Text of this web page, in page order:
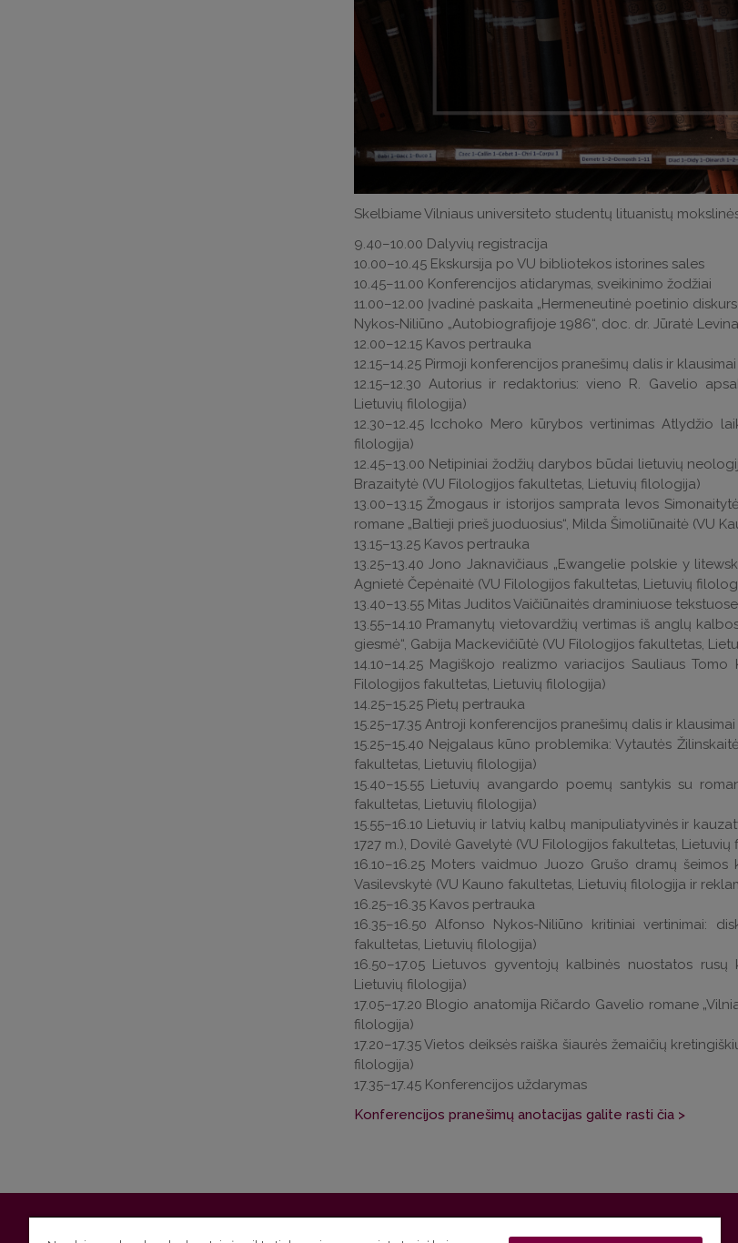
Skelbiame Vilniaus universiteto studentų lituanistų
9.40–10.00 Dalyvių registracija
10.00–10.45 Ekskursija po VU bibliotekos istorines sales
10.45–11.00 Konferencijos atidarymas, sveikinimo žodžiai
11.00–12.00 Įvadinė paskaita „Hermeneutinė poetinio
Nykos-Niliūno „Autobiografijoje 1986“, doc. dr. Jūratė Levina
12.00–12.15 Kavos pertrauka
12.15–14.25 Pirmoji konferencijos pranešimų dalis ir
12.15–12.30 Autorius ir redaktorius: vieno R. Gavelio
Lietuvių filologija)
12.30–12.45 Icchoko Mero kūrybos vertinimas Atlydžio
filologija)
12.45–13.00 Netipiniai žodžių darybos būdai lietuvių
Brazaitytė (VU Filologijos fakultetas, Lietuvių filologija)
13.00–13.15 Žmogaus ir istorijos samprata Ievos
romane „Baltieji prieš juoduosius“, Milda Šimoliūnaitė (VU
13.15–13.25 Kavos pertrauka
13.25–13.40 Jono Jaknavičiaus „Ewangelie polskie y
Agnietė Čepėnaitė (VU Filologijos fakultetas, Lietuvių
13.40–13.55 Mitas Juditos Vaičiūnaitės draminiuose
13.55–14.10 Pramanytų vietovardžių vertimas iš anglų
giesmė“, Gabija Mackevičiūtė (VU Filologijos fakultetas,
14.10–14.25 Magiškojo realizmo variacijos Sauliaus
Filologijos fakultetas, Lietuvių filologija)
14.25–15.25 Pietų pertrauka
15.25–17.35 Antroji konferencijos pranešimų dalis ir
15.25–15.40 Neįgalaus kūno problemika: Vytautės
fakultetas, Lietuvių filologija)
15.40–15.55 Lietuvių avangardo poemų santykis su
fakultetas, Lietuvių filologija)
15.55–16.10 Lietuvių ir latvių kalbų manipuliatyvinės ir
1727 m.), Dovilė Gavelytė (VU Filologijos fakultetas, Lietuvių
16.10–16.25 Moters vaidmuo Juozo Grušo dramų šeimos
Vasilevskytė (VU Kauno fakultetas, Lietuvių filologija ir
16.25–16.35 Kavos pertrauka
16.35–16.50 Alfonso Nykos-Niliūno kritiniai vertinimai:
fakultetas, Lietuvių filologija)
16.50–17.05 Lietuvos gyventojų kalbinės nuostatos
Lietuvių filologija)
17.05–17.20 Blogio anatomija Ričardo Gavelio romane
filologija)
17.20–17.35 Vietos deiksės raiška šiaurės žemaičių
filologija)
17.35–17.45 Konferencijos uždarymas
Konferencijos pranešimų anotacijas galite rasti čia >